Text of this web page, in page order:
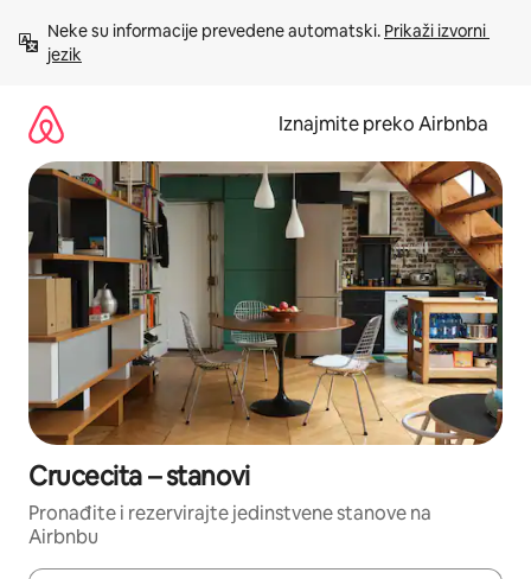
sadržaj
Neke su informacije prevedene automatski. Prikaži izvorni
jezik
Iznajmite preko Airbnba
Crucecita – stanovi
Pronađite i rezervirajte jedinstvene stanove na
Airbnbu